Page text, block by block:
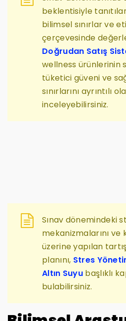
beklentisiyle
bilimsel sınırlar ve
çerçevesinde
Doğrudan Satış
wellness ürünlerinin
tüketici güveni ve
sınırlarını ayrıntılı
inceleyebilirsiniz.
Sınav dönemindeki
mekanizmalarını
üzerine yapılan
planını, Stres
Altın Suyu başlıklı
bulabilirsiniz.